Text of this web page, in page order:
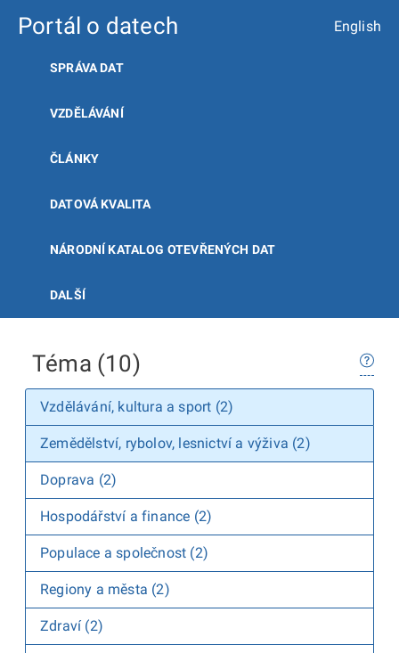
Portál o datech English
SPRÁVA DAT
VZDĚLÁVÁNÍ
ČLÁNKY
DATOVÁ KVALITA
NÁRODNÍ KATALOG OTEVŘENÝCH DAT
DALŠÍ
Téma (10)
Vzdělávání, kultura a sport (2)
Zemědělství, rybolov, lesnictví a výživa (2)
Doprava (2)
Hospodářství a finance (2)
Populace a společnost (2)
Regiony a města (2)
Zdraví (2)